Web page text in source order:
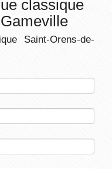
classique
Saint-Orens-de-